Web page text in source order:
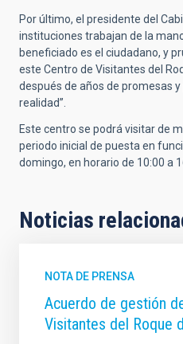
Por último, el presidente del
instituciones trabajan de la
beneficiado es el ciudadano, y
este Centro de Visitantes del
después de años de promesas
realidad”.
Este centro se podrá visitar de
periodo inicial de puesta en
domingo, en horario de 10:00 a
Noticias
NOTA DE PRENSA
Acuerdo de gestión
Visitantes del Roque